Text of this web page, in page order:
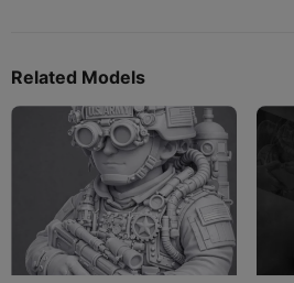
Related Models